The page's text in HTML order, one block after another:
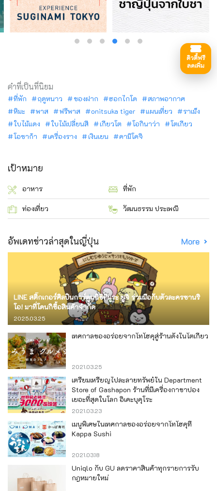
คำที่เป็นที่นิยม
ที่พัก ฤดูหนาว ของฝาก ฮอกไกโด
สภาพอากาศ
หิมะ
พาส ฟรีพาส onitsuka tiger แผนเที่ยว
ราเม็ง
ใบไม้แดง
ใบไม้เปลี่ยนสี เกียวโต โอกินาว่า
โตเกียว
โอซาก้า
เครื่องราง เงินเยน คามิโคจิ
เป้าหมาย
อาหาร ที่พัก
ท่องเที่ยว วัฒนธรรม ประเพณี
อัพเดทข่าวล่าสุดในญี่ปุ่น More
LINE สติ๊กเกอร์ศิลปินการ์ตูนนิชิทีมูระ ยูจิ ร่วมมือกับตัวละครซานริ
โอ! มาที่โดนกิซื้อสินค้าจำกัด
2025.03.25
เทศกาลของอร่อยจากโทโฮคุสู่ร้านดังในโตเกียว
2021.03.25
เตรียมเหรียญไปละลายทรัพย์ใน Department
Store of Gashapon ร้านที่มีเครื่องกาชาปอง
เยอะที่สุดในโลก อิเคะบุคุโระ
2021.03.23
เมนูพิเศษในเทศกาลของอร่อยจากโทโฮคุที่
Kappa Sushi
2021.03.18
Uniqlo กับ GU ลดราคาสินค้าทุกรายการรับ
กฎหมายใหม่
ดิวตี้ฟรี
ลดเพิ่ม